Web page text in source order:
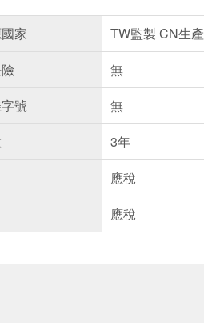
家
TW監製 CN生產
無
號
無
3年
應稅
應稅